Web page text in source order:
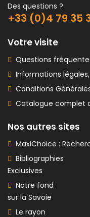
Des questions ?
+33 (0)4 79 35
Votre visite
Questions
Informations
Conditions
Catalogue complet
Nos autres sites
MaxiChoice :
Bibliographies
Exclusives
Notre fond
sur la Savoie
Le rayon